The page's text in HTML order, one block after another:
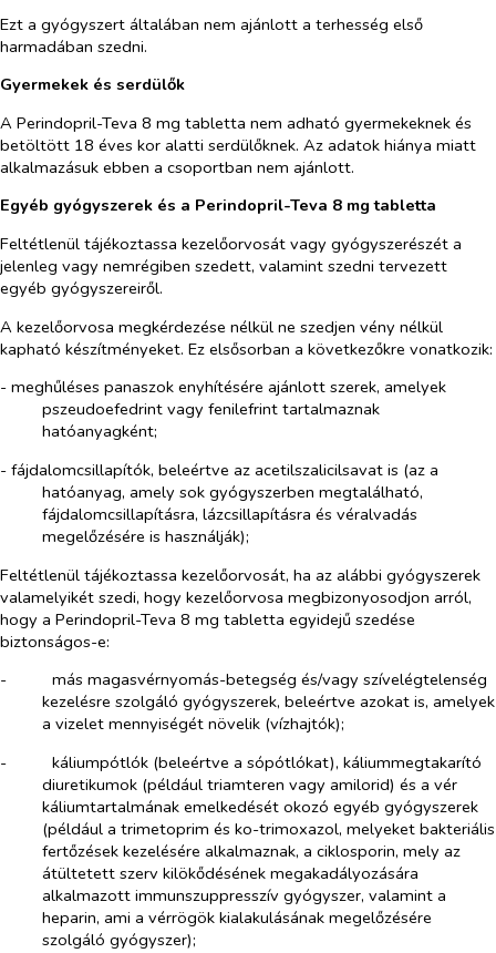
Ezt a gyógyszert általában nem ajánlott a terhesség első
harmadában szedni.
Gyermekek és serdülők
A Perindopril-Teva 8 mg tabletta nem adható gyermekeknek és
betöltött 18 éves kor alatti serdülőknek. Az adatok hiánya miatt
alkalmazásuk ebben a csoportban nem ajánlott.
Egyéb gyógyszerek és a Perindopril-Teva 8 mg tabletta
Feltétlenül tájékoztassa kezelőorvosát vagy gyógyszerészét a
jelenleg vagy nemrégiben szedett, valamint szedni tervezett
egyéb gyógyszereiről.
A kezelőorvosa megkérdezése nélkül ne szedjen vény nélkül
kapható készítményeket. Ez elsősorban a következőkre vonatkozik:
- meghűléses panaszok enyhítésére ajánlott szerek, amelyek
pszeudoefedrint vagy fenilefrint tartalmaznak
hatóanyagként;
- fájdalomcsillapítók, beleértve az acetilszalicilsavat is (az a
hatóanyag, amely sok gyógyszerben megtalálható,
fájdalomcsillapításra, lázcsillapításra és véralvadás
megelőzésére is használják);
Feltétlenül tájékoztassa kezelőorvosát, ha az alábbi gyógyszerek
valamelyikét szedi, hogy kezelőorvosa megbizonyosodjon arról,
hogy a Perindopril-Teva 8 mg tabletta egyidejű szedése
biztonságos-e:
-​
más magasvérnyomás-betegség és/vagy szívelégtelenség
kezelésre szolgáló gyógyszerek, beleértve azokat is, amelyek
a vizelet mennyiségét növelik (vízhajtók);
-​
káliumpótlók (beleértve a sópótlókat), káliummegtakarító
diuretikumok (például triamteren vagy amilorid) és a vér
káliumtartalmának emelkedését okozó egyéb gyógyszerek
(például a trimetoprim és ko-trimoxazol, melyeket bakteriális
fertőzések kezelésére alkalmaznak, a ciklosporin, mely az
átültetett szerv kilökődésének megakadályozására
alkalmazott immunszuppresszív gyógyszer, valamint a
heparin, ami a vérrögök kialakulásának megelőzésére
szolgáló gyógyszer);